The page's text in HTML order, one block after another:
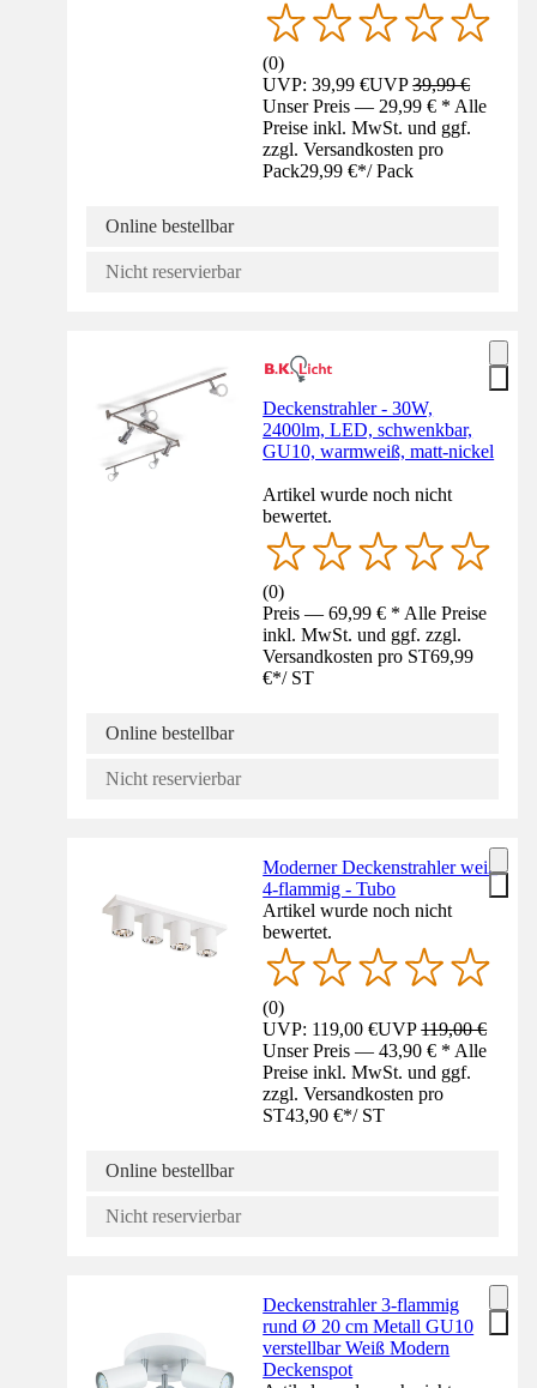
(0)
UVP: 39,99 €UVP39,99 €
Unser Preis — 29,99 € * Alle
Preise inkl. MwSt. und ggf.
zzgl. Versandkosten pro
Pack29,99 €*/ Pack
Online bestellbar
Nicht reservierbar
Deckenstrahler - 30W,
2400lm, LED, schwenkbar,
GU10, warmweiß, matt-nickel
Artikel wurde noch nicht
bewertet.
(0)
Preis — 69,99 € * Alle Preise
inkl. MwSt. und ggf. zzgl.
Versandkosten pro ST69,99
€*/ ST
Online bestellbar
Nicht reservierbar
Moderner Deckenstrahler weiß
4-flammig - Tubo
Artikel wurde noch nicht
bewertet.
(0)
UVP: 119,00 €UVP119,00 €
Unser Preis — 43,90 € * Alle
Preise inkl. MwSt. und ggf.
zzgl. Versandkosten pro
ST43,90 €*/ ST
Online bestellbar
Nicht reservierbar
Deckenstrahler 3-flammig
rund Ø 20 cm Metall GU10
verstellbar Weiß Modern
Deckenspot